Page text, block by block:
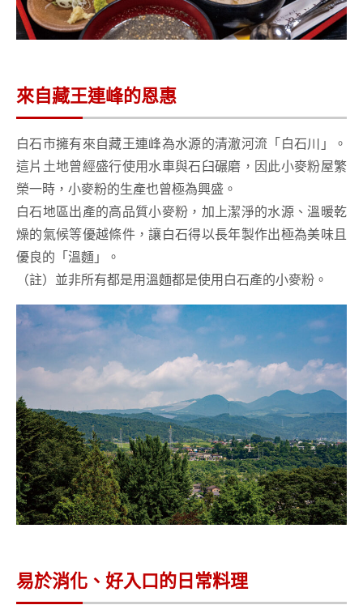
來自藏王連峰的恩惠
白石市擁有來自藏王連峰為水源的清澈河流「白石川」。
這片土地曾經盛行使用水車與石臼碾磨，因此小麥粉屋繁
榮一時，小麥粉的生產也曾極為興盛。
白石地區出產的高品質小麥粉，加上潔淨的水源、溫暖乾
燥的氣候等優越條件，讓白石得以長年製作出極為美味且
優良的「溫麵」。
（註）並非所有都是用溫麵都是使用白石產的小麥粉。
易於消化、好入口的日常料理